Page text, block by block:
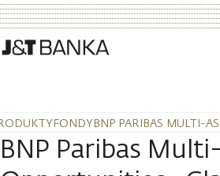
FONDYBNP PARIBAS MULTI-
BNP Paribas